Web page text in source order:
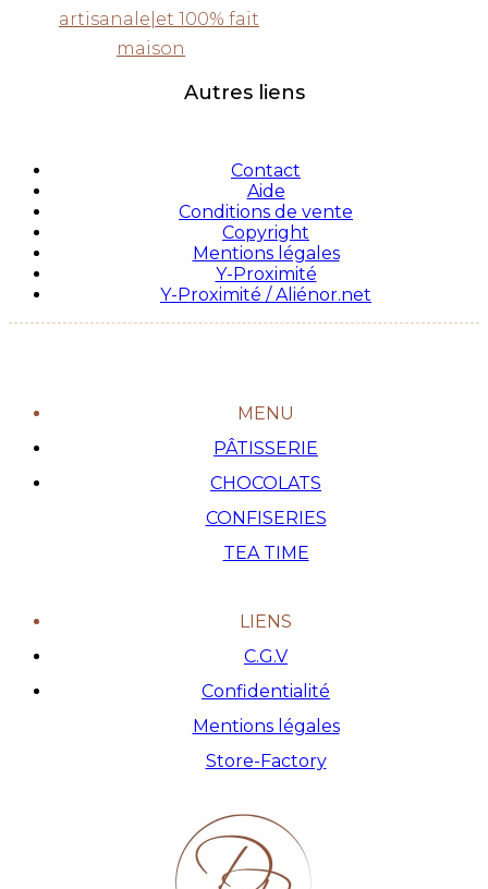
artisanale|et 100% fait
maison
Autres liens
Contact
Aide
Conditions de vente
Copyright
Mentions légales
Y-Proximité
Y-Proximité / Aliénor.net
MENU
PÂTISSERIE
CHOCOLATS
CONFISERIES
TEA TIME
LIENS
C.G.V
Confidentialité
Mentions légales
Store-Factory